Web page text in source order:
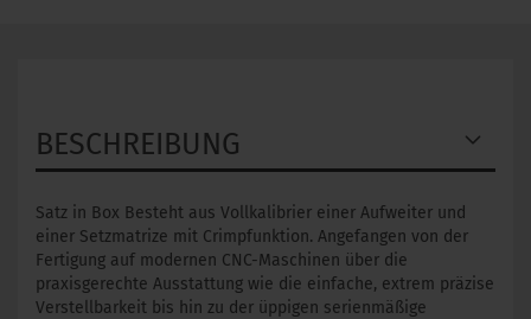
BESCHREIBUNG
Satz in Box Besteht aus Vollkalibrier einer Aufweiter und
einer Setzmatrize mit Crimpfunktion. Angefangen von der
Fertigung auf modernen CNC-Maschinen über die
praxisgerechte Ausstattung wie die einfache, extrem präzise
Verstellbarkeit bis hin zu der üppigen serienmäßige